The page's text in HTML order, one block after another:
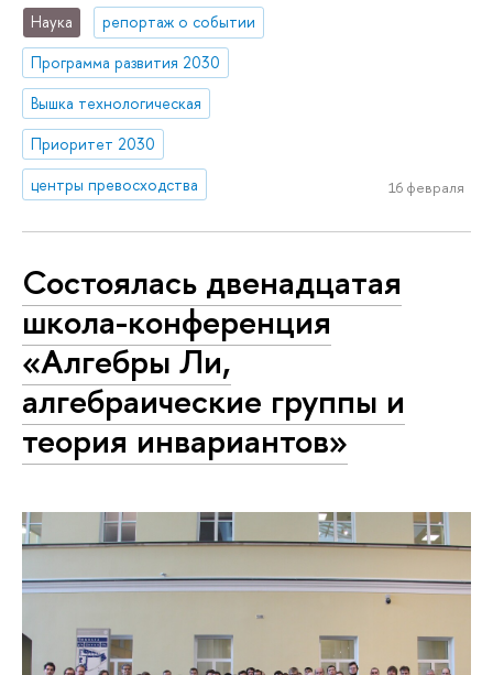
Наука
репортаж о событии
Программа развития 2030
Вышка технологическая
Приоритет 2030
центры превосходства
16 февраля
Состоялась двенадцатая
школа-конференция
«Алгебры Ли,
алгебраические группы и
теория инвариантов»